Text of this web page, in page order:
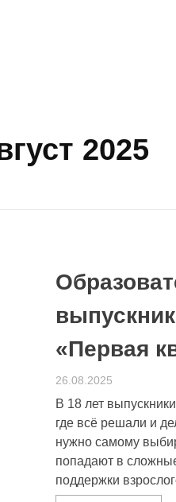
2025
«Первая
26.08.2025
В 18 лет
где всё решали и
нужно самому
попадают в
поддержки